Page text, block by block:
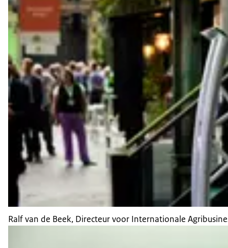
Ralf van de Beek, Directeur voor Internationale